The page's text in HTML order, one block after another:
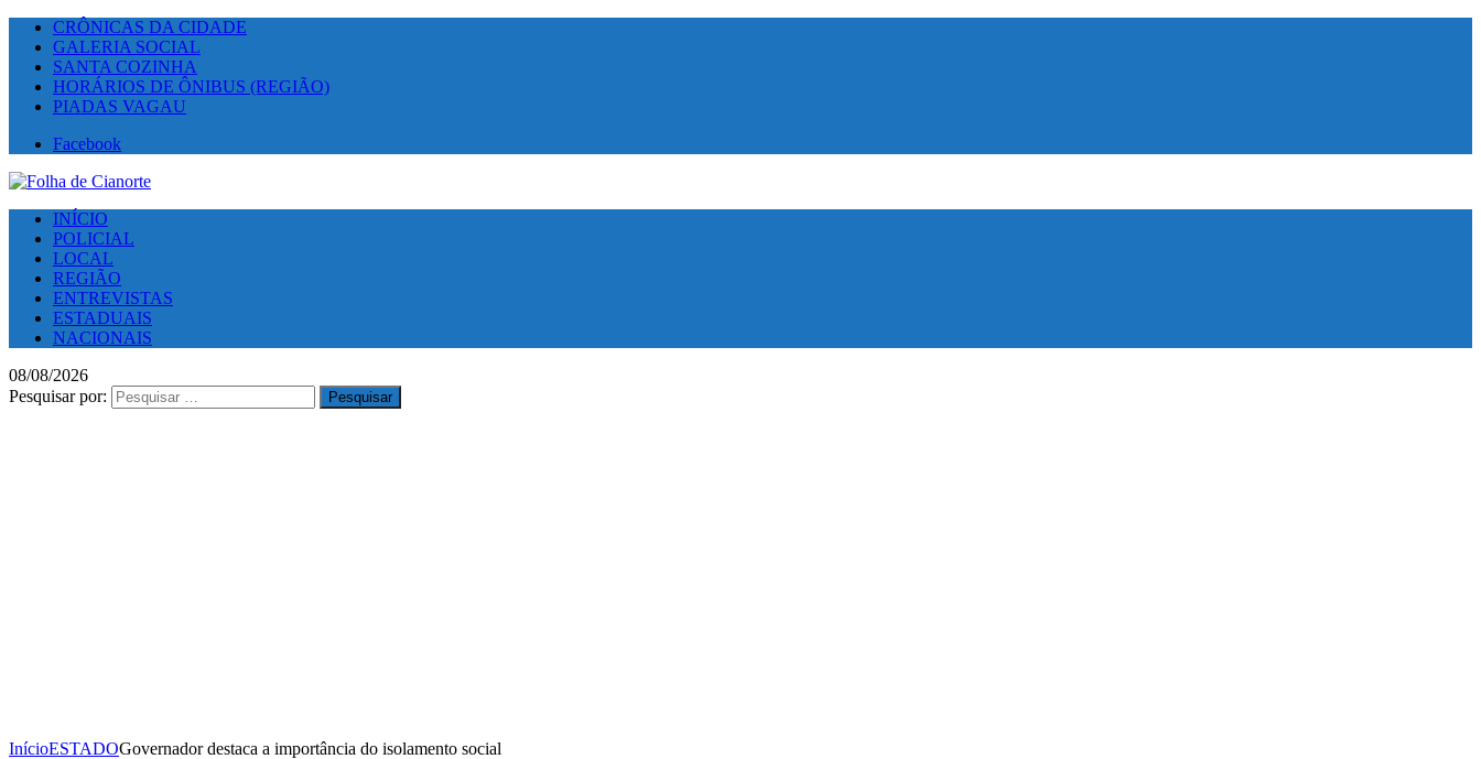
CRÔNICAS DA CIDADE
GALERIA SOCIAL
SANTA COZINHA
HORÁRIOS DE ÔNIBUS (REGIÃO)
PIADAS VAGAU
Facebook
INÍCIO
POLICIAL
LOCAL
REGIÃO
ENTREVISTAS
ESTADUAIS
NACIONAIS
08/08/2026
Pesquisar por:
InícioESTADOGovernador destaca a importância do isolamento social